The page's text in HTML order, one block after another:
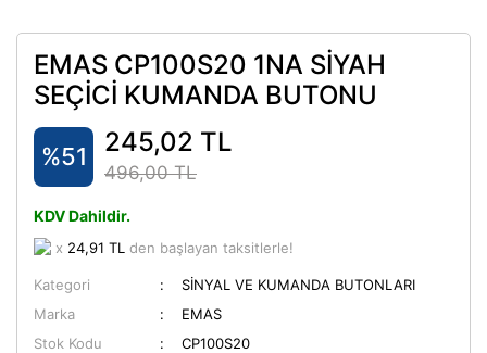
EMAS CP100S20 1NA SİYAH
SEÇİCİ KUMANDA BUTONU
%51 245,02 TL
496,00 TL
KDV Dahildir.
x 24,91 TL den başlayan taksitlerle!
Kategori
SİNYAL VE KUMANDA BUTONLARI
Marka
EMAS
Stok Kodu
CP100S20